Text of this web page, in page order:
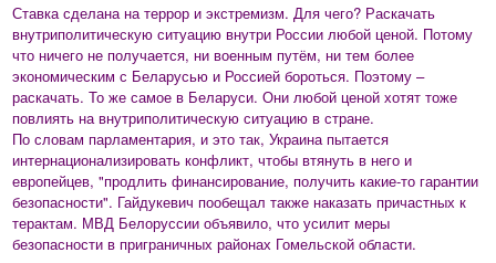
Ставка сделана на террор и экстремизм. Для чего? Раскачать
внутриполитическую ситуацию внутри России любой ценой. Потому
что ничего не получается, ни военным путём, ни тем более
экономическим с Беларусью и Россией бороться. Поэтому –
раскачать. То же самое в Беларуси. Они любой ценой хотят тоже
повлиять на внутриполитическую ситуацию в стране.
По словам парламентария, и это так, Украина пытается
интернационализировать конфликт, чтобы втянуть в него и
европейцев, "продлить финансирование, получить какие-то гарантии
безопасности". Гайдукевич пообещал также наказать причастных к
терактам. МВД Белоруссии объявило, что усилит меры
безопасности в приграничных районах Гомельской области.